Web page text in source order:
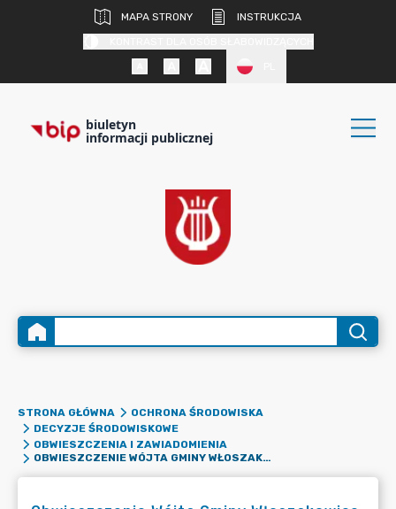
MAPA STRONY
INSTRUKCJA
biuletyn
informacji publicznej
STRONA GŁÓWNA
OCHRONA ŚRODOWISKA
DECYZJE ŚRODOWISKOWE
OBWIESZCZENIA I ZAWIADOMIENIA
OBWIESZCZENIE WÓJTA GMINY WŁOSZAKOWICE DOTYCZĄCE ZAWIADOMIENIA STRON O WSZCZĘCIU POSTĘPOWANIA ADMINISTRACYJNEGO W SPRAWIE WYDANIA DECYZJI O ŚRODOWISKOWYCH UWARUNKOWANIACH DLA PRZEDSIĘWZIĘCIA PN.: „ZABUDOWA MIESZKANIOWA JEDNORODZINNA NA DZIAŁKACH OZNACZONYCH NUMERAMI EWID. GRUNTÓW 864/5 I 864/6 OBRĘB GROTNIKI, GMINA WŁOSZAKOWICE”.